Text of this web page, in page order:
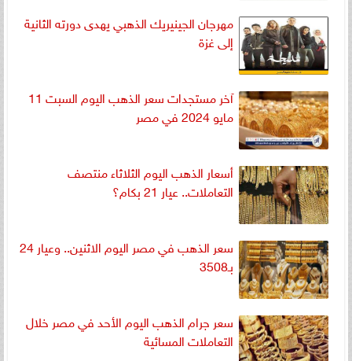
مهرجان الجينيريك الذهبي يهدى دورته الثانية
إلى غزة
آخر مستجدات سعر الذهب اليوم السبت 11
مايو 2024 في مصر
أسعار الذهب اليوم الثلاثاء منتصف
التعاملات.. عيار 21 بكام؟
سعر الذهب في مصر اليوم الاثنين.. وعيار 24
بـ3508
سعر جرام الذهب اليوم الأحد في مصر خلال
التعاملات المسائية